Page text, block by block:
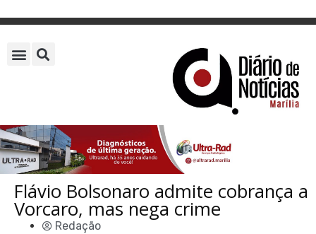
Flávio Bolsonaro admite cobrança a
Vorcaro, mas nega crime
Redação